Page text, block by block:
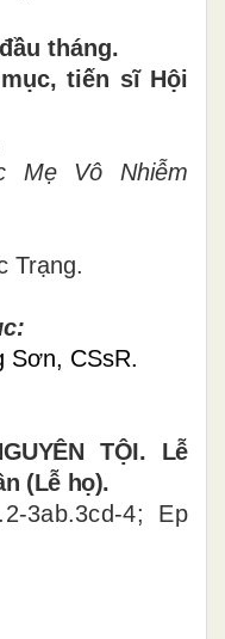
tháng.
tiến sĩ Hội
Mẹ Vô Nhiễm
Trạng.
Sơn, CSsR.
TỘI. Lễ
(Lễ họ).
3ab.3cd-4; Ep